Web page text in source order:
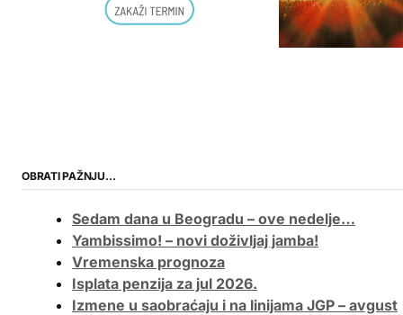
OBRATI PAŽNJU…
Sedam dana u Beogradu – ove nedelje…
Yambissimo! – novi doživljaj jamba!
Vremenska prognoza
Isplata penzija za jul 2026.
Izmene u saobraćaju i na linijama JGP – avgust